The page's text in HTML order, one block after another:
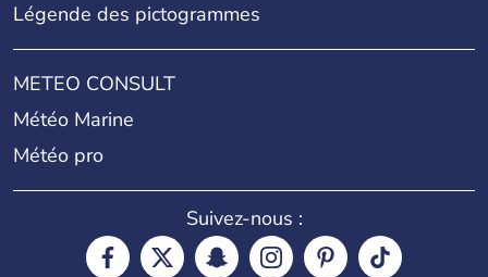
Légende des pictogrammes
METEO CONSULT
Météo Marine
Météo pro
Suivez-nous :